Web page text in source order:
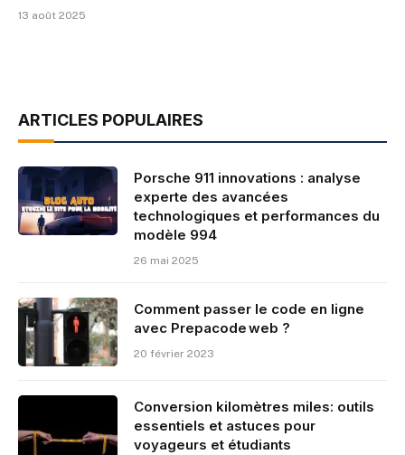
13 août 2025
ARTICLES POPULAIRES
Porsche 911 innovations : analyse
experte des avancées
technologiques et performances du
modèle 994
26 mai 2025
Comment passer le code en ligne
avec Prepacode web ?
20 février 2023
Conversion kilomètres miles: outils
essentiels et astuces pour
voyageurs et étudiants